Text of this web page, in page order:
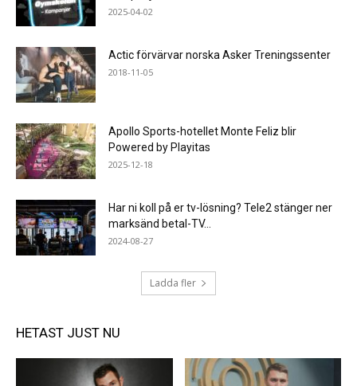
2025-04-02
Actic förvärvar norska Asker Treningssenter
2018-11-05
Apollo Sports-hotellet Monte Feliz blir
Powered by Playitas
2025-12-18
Har ni koll på er tv-lösning? Tele2 stänger ner
marksänd betal-TV...
2024-08-27
Ladda fler
HETAST JUST NU